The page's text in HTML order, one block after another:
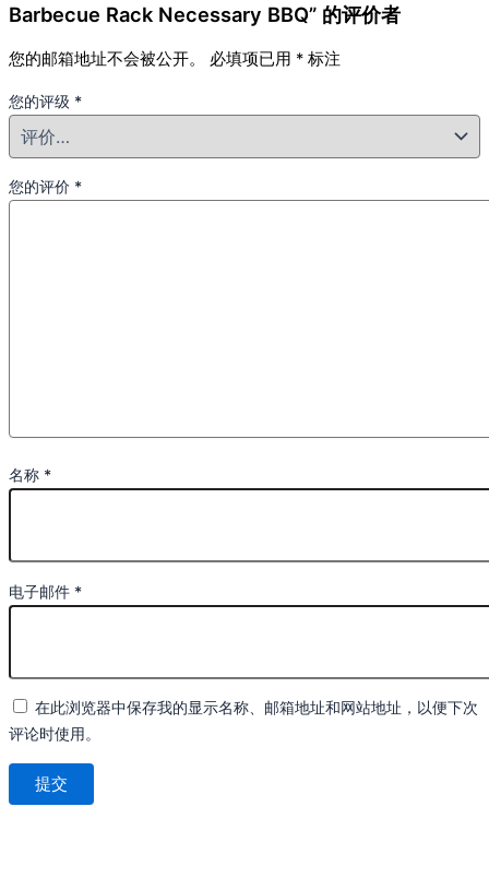
Barbecue Rack Necessary BBQ” 的评价者
您的邮箱地址不会被公开。 必填项已用 * 标注
您的评级 *
您的评价 *
名称 *
电子邮件 *
在此浏览器中保存我的显示名称、邮箱地址和网站地址，以便下次
评论时使用。